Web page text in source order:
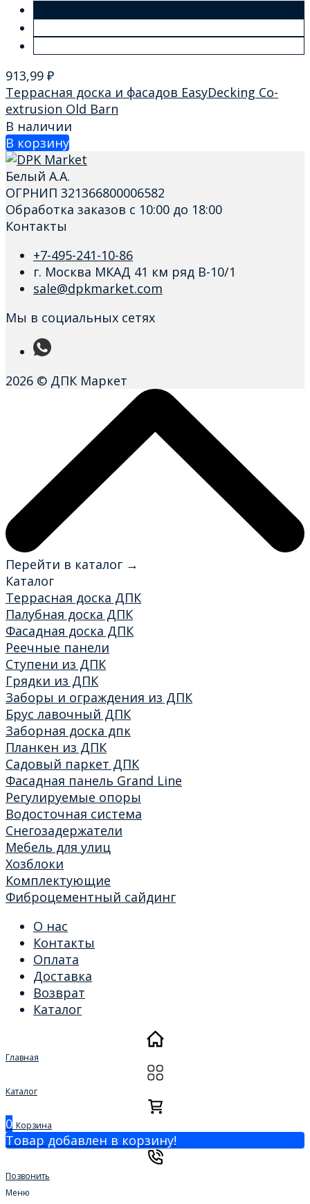
913,99 ₽
Террасная доска и фасадов EasyDecking Co-
extrusion Old Barn
В наличии
В корзину
Белый А.А.
ОГРНИП 321366800006582
Обработка заказов с 10:00 до 18:00
Контакты
+7-495-241-10-86
г. Москва МКАД 41 км ряд В-10/1
sale@dpkmarket.com
Мы в социальных сетях
2026 © ДПК Маркет
Перейти в каталог →
Каталог
Террасная доска ДПК
Палубная доска ДПК
Фасадная доска ДПК
Реечные панели
Ступени из ДПК
Грядки из ДПК
Заборы и ограждения из ДПК
Брус лавочный ДПК
Заборная доска дпк
Планкен из ДПК
Садовый паркет ДПК
Фасадная панель Grand Line
Регулируемые опоры
Водосточная система
Снегозадержатели
Мебель для улиц
Хозблоки
Комплектующие
Фиброцементный сайдинг
О нас
Контакты
Оплата
Доставка
Возврат
Каталог
Главная
Каталог
0 Корзина
Товар добавлен в корзину!
Позвонить
Меню